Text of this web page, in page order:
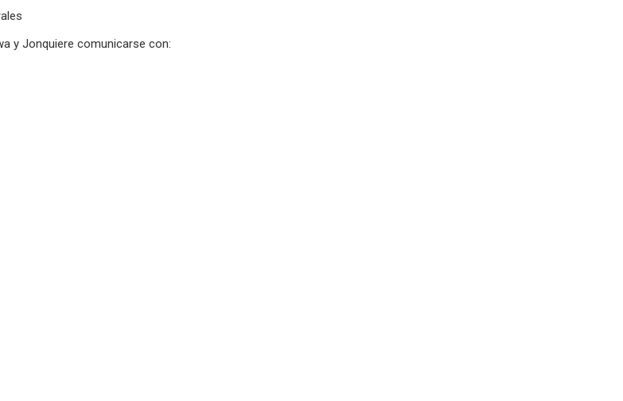
y Jonquiere comunicarse con: